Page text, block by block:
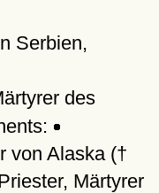
Serbien,
des
von Alaska (†
Märtyrer